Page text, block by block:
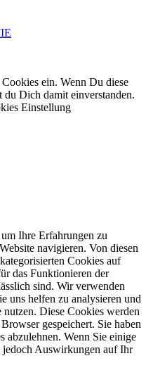
ein. Wenn Du diese
du Dich damit einverstanden.
Einstellung
Ihre Erfahrungen zu
navigieren. Von diesen
Cookies auf
das Funktionieren der
sind. Wir verwenden
uns helfen zu analysieren und
nutzen. Diese Cookies werden
gespeichert. Sie haben
abzulehnen. Wenn Sie einige
jedoch Auswirkungen auf Ihr